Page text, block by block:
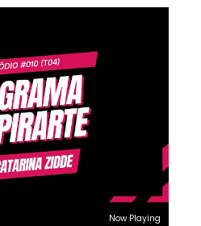
Now Playing